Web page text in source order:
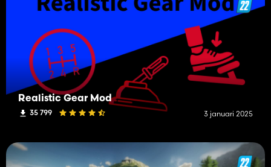
Realistic Gear Mod
35 799 3 januari 2025